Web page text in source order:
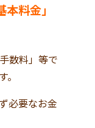
本料金」
数料」等で
必要なお金